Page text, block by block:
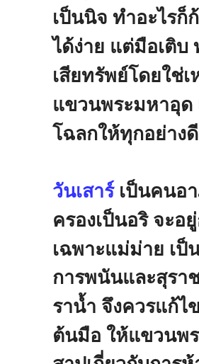
เป็นนิจ ทำอะไรก็
ได้ง่าย แต่มือเติบ
เสียทรัพย์โดยใช่เ
แขวนพระมหาอุด
โฉลกให้ทุกอย่าง
วันเสาร์ เป็นคนอ
ครองเป็นอริ จะอ
เฉพาะแม่ม่าย เป็
การพนันและสุรา
ราน้ำ จึงควรแก้ไ
ต้นมือ ให้แขวนพ